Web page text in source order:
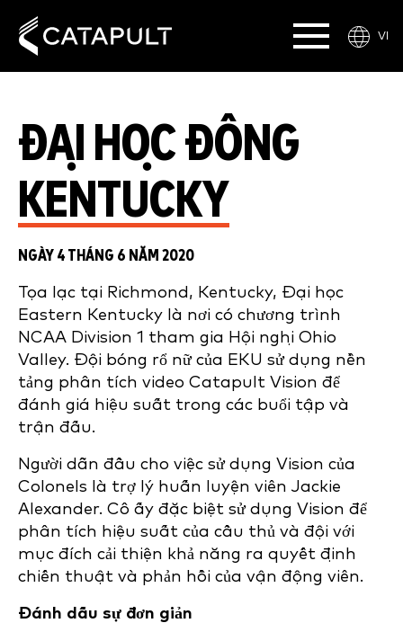
VI
ĐẠI HỌC ĐÔNG
KENTUCKY
NGÀY 4 THÁNG 6 NĂM 2020
Tọa lạc tại Richmond, Kentucky, Đại học
Eastern Kentucky là nơi có chương trình
NCAA Division 1 tham gia Hội nghị Ohio
Valley. Đội bóng rổ nữ của EKU sử dụng nền
tảng phân tích video Catapult Vision để
đánh giá hiệu suất trong các buổi tập và
trận đấu.
Người dẫn đầu cho việc sử dụng Vision của
Colonels là trợ lý huấn luyện viên Jackie
Alexander. Cô ấy đặc biệt sử dụng Vision để
phân tích hiệu suất của cầu thủ và đội với
mục đích cải thiện khả năng ra quyết định
chiến thuật và phản hồi của vận động viên.
Đánh dấu sự đơn giản